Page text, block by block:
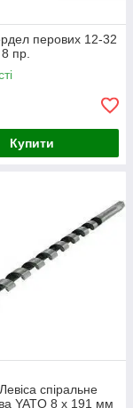
перових 12-32
пр.
Купити
спіральне
YATO 8 х 191 мм